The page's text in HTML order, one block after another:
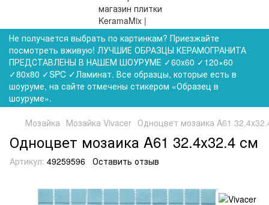
Не получается выбрать по картинкам? Приезжайте
посмотреть вживую! ЛУЧШИЕ ОБРАЗЦЫ КЕРАМОГРАНИТА
ПРЕДСТАВЛЕНЫ В НАШЕМ ШОУРУМЕ ✓60x60 ✓120×60
✓80x80 ✓SPC ✓Ламинат. Все образцы, которые есть в
шоуруме, на сайте отмечены стикером «Образец в
шоуруме».
Мозайка Мозайка Vivacer Одноцвет мозаика A61
Одноцвет мозаика A61 32.4х32.4 см
Артикул: 49259596 Оставить отзыв